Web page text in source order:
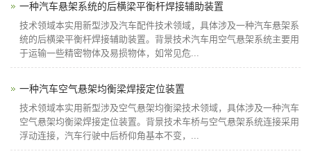
一种汽车悬架系统的后横梁平衡杆焊接辅助装置
技术领域本实用新型涉及汽车配件技术领域，具体涉及一种汽车悬架系
统的后横梁平衡杆焊接辅助装置。背景技术汽车用空气悬架系统主要用
于运输一些精密物体及易损物体，如常见危...
一种汽车空气悬架均衡梁焊接定位装置
技术领域本实用新型涉及空气悬架均衡梁技术领域，具体涉及一种汽车
空气悬架均衡梁焊接定位装置。背景技术车桥与空气悬架系统连接采用
浮动连接，汽车行驶中后桥仰角基本不变，...